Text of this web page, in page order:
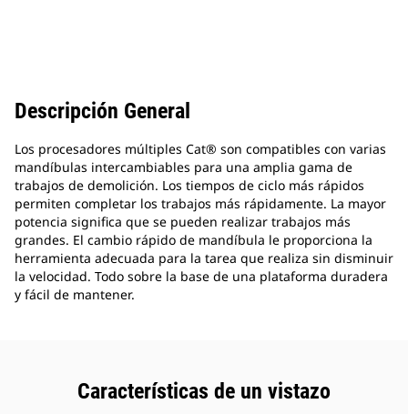
Descripción General
Los procesadores múltiples Cat® son compatibles con varias
mandíbulas intercambiables para una amplia gama de
trabajos de demolición. Los tiempos de ciclo más rápidos
permiten completar los trabajos más rápidamente. La mayor
potencia significa que se pueden realizar trabajos más
grandes. El cambio rápido de mandíbula le proporciona la
herramienta adecuada para la tarea que realiza sin disminuir
la velocidad. Todo sobre la base de una plataforma duradera
y fácil de mantener.
Características de un vistazo